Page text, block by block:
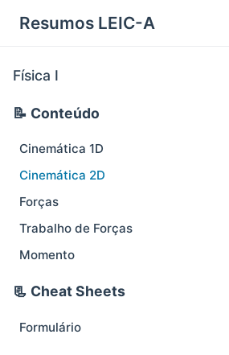
Resumos LEIC-A
Física I
📝 Conteúdo
Cinemática 1D
Cinemática 2D
Forças
Trabalho de Forças
Momento
📃 Cheat Sheets
Formulário